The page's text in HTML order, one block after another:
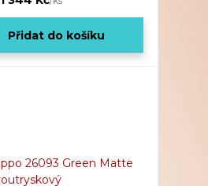
Přidat do košíku